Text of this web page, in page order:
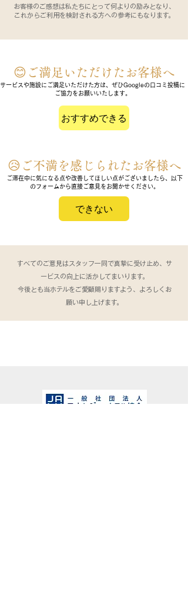
お客様のご感想は私たちにとって何よりの励みとなり、
これからご利用を検討される方への参考にもなります。
😊ご満足いただけたお客様へ
サービスや施設にご満足いただけた方は、ぜひGoogleの口コミ投稿に
ご協力をお願いいたします。
おすすめできる
😥ご不満を感じられたお客様へ
ご滞在中に気になる点や改善してほしい点がございましたら、以下
のフォームから直接ご意見をお聞かせください。
できない
すべてのご意見はスタッフ一同で真摯に受け止め、サ
ービスの向上に活かしてまいります。
今後とも当ホテルをご愛顧賜りますよう、よろしくお
願い申し上げます。